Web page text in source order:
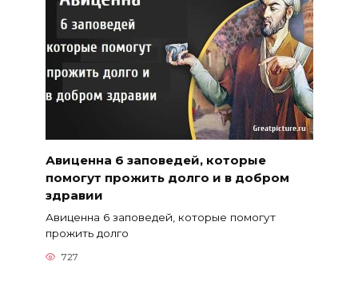
Авиценна 6 заповедей, которые
помогут прожить долго и в добром
здравии
Авиценна 6 заповедей, которые помогут
прожить долго
727